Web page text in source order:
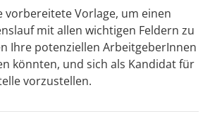
vorbereitete Vorlage, um einen
mit allen wichtigen Feldern zu
Ihre potenziellen ArbeitgeberInnen
könnten, und sich als Kandidat für
vorzustellen.